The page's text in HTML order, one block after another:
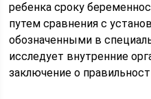
ребенка сроку
путем сравнения с
обозначенными в
исследует внутренние
заключение о